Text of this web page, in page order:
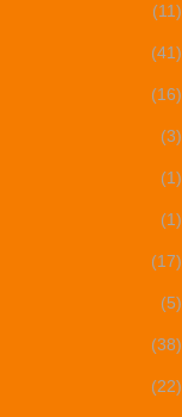
(11)
(41)
(16)
(3)
(1)
(1)
(17)
(5)
(38)
(22)